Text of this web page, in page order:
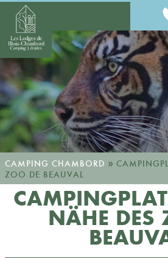
CAMPING CHAMBORD »
ZOO DE BEAUVAL
NÄHE DES